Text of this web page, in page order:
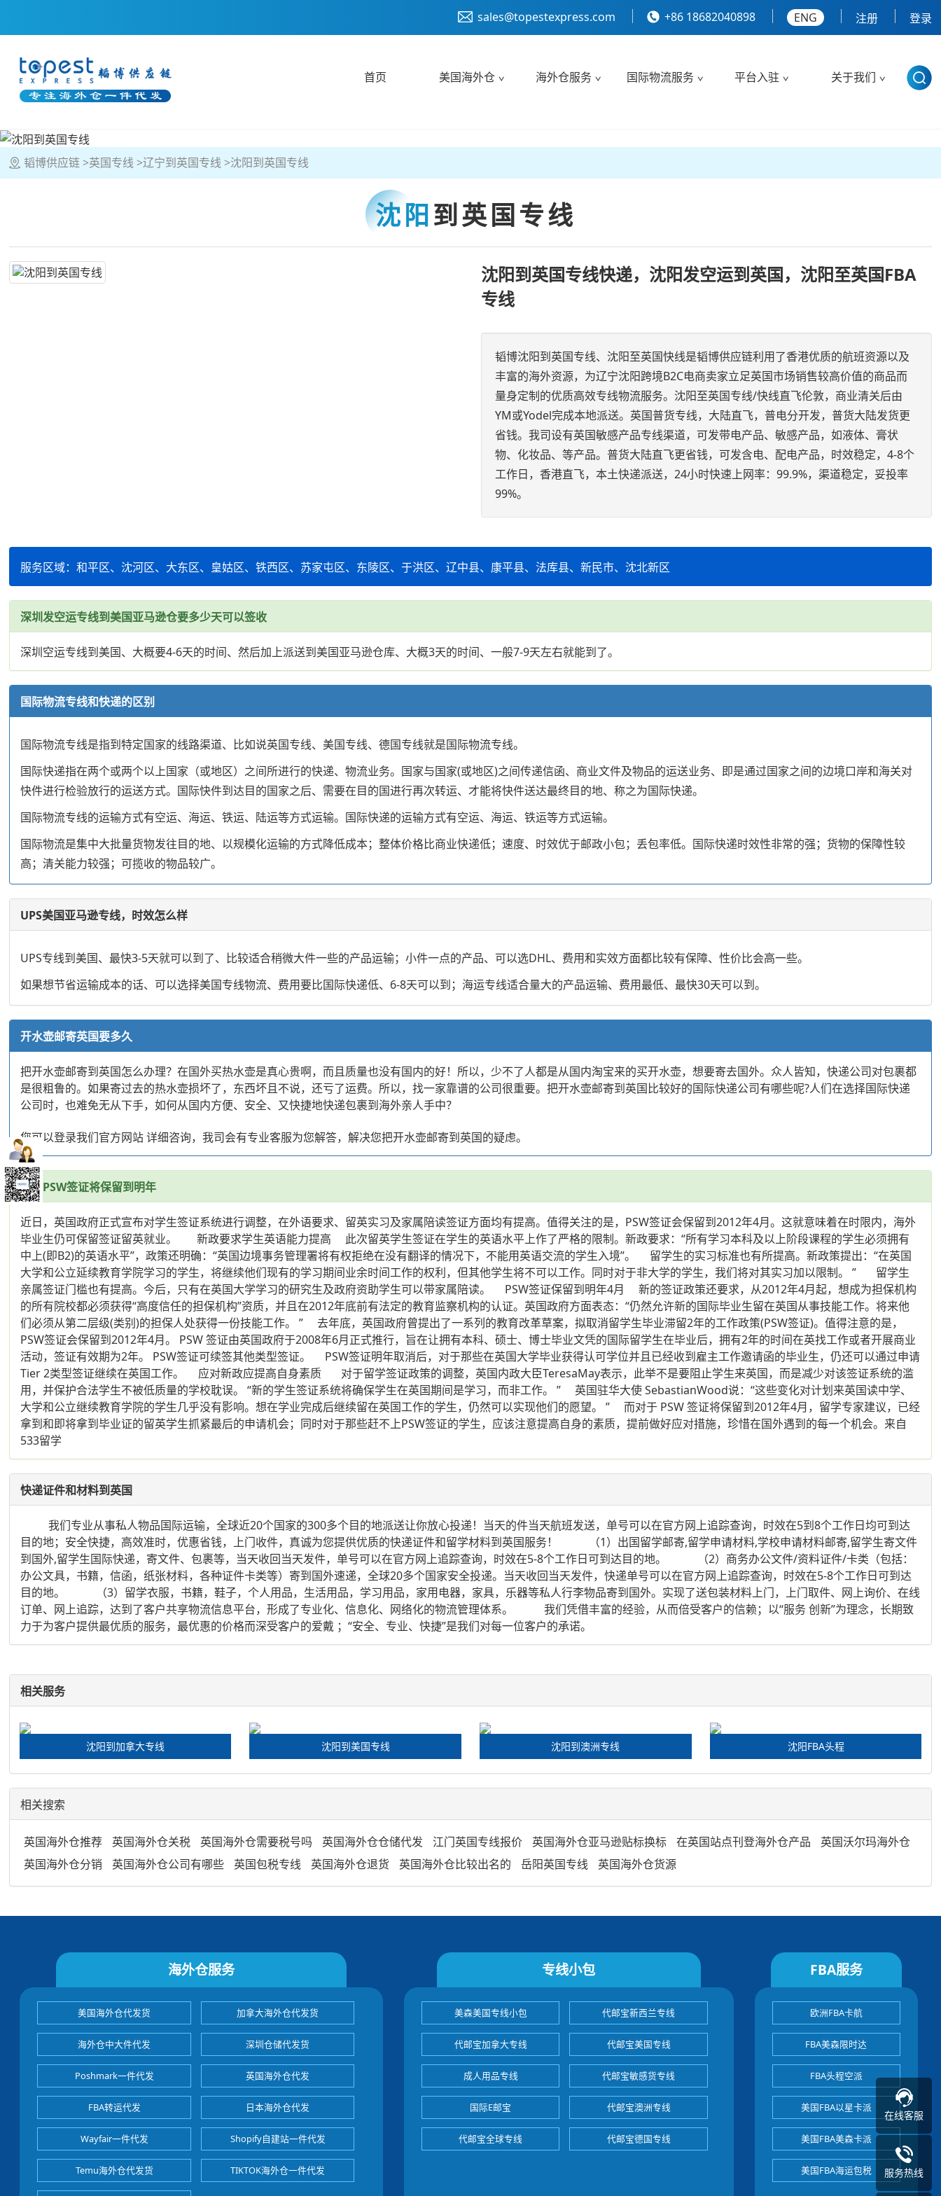
sales@topestexpress.com +86 18682040898 ENG 注册 登录
首页 美国海外仓 海外仓服务 国际物流服务 平台入驻 关于我们
韬博供应链 英国专线 辽宁到英国专线 沈阳到英国专线
沈阳到英国专线
沈阳到英国专线快递，沈阳发空运到英国，沈阳至英国FBA
专线
韬博沈阳到英国专线、沈阳至英国快线是韬博供应链利用了香港优质的航班资源以及
丰富的海外资源，为辽宁沈阳跨境B2C电商卖家立足英国市场销售较高价值的商品而
量身定制的优质高效专线物流服务。沈阳至英国专线/快线直飞伦敦，商业清关后由
YM或Yodel完成本地派送。英国普货专线，大陆直飞，普电分开发，普货大陆发货更
省钱。我司设有英国敏感产品专线渠道，可发带电产品、敏感产品，如液体、膏状
物、化妆品、等产品。普货大陆直飞更省钱，可发含电、配电产品，时效稳定，4-8个
工作日，香港直飞，本土快递派送，24小时快速上网率：99.9%，渠道稳定，妥投率
99%。
服务区域：和平区、沈河区、大东区、皇姑区、铁西区、苏家屯区、东陵区、于洪区、辽中县、康平县、法库县、新民市、沈北新区
深圳发空运专线到美国亚马逊仓要多少天可以签收
深圳空运专线到美国、大概要4-6天的时间、然后加上派送到美国亚马逊仓库、大概3天的时间、一般7-9天左右就能到了。
国际物流专线和快递的区别
国际物流专线是指到特定国家的线路渠道、比如说英国专线、美国专线、德国专线就是国际物流专线。
国际快递指在两个或两个以上国家（或地区）之间所进行的快递、物流业务。国家与国家(或地区)之间传递信函、商业文件及物品的运送业务、即是通过国家之间的边境口岸和海关对
快件进行检验放行的运送方式。国际快件到达目的国家之后、需要在目的国进行再次转运、才能将快件送达最终目的地、称之为国际快递。
国际物流专线的运输方式有空运、海运、铁运、陆运等方式运输。国际快递的运输方式有空运、海运、铁运等方式运输。
国际物流是集中大批量货物发往目的地、以规模化运输的方式降低成本；整体价格比商业快递低；速度、时效优于邮政小包；丢包率低。国际快递时效性非常的强；货物的保障性较
高；清关能力较强；可揽收的物品较广。
UPS美国亚马逊专线，时效怎么样
UPS专线到美国、最快3-5天就可以到了、比较适合稍微大件一些的产品运输；小件一点的产品、可以选DHL、费用和实效方面都比较有保障、性价比会高一些。
如果想节省运输成本的话、可以选择美国专线物流、费用要比国际快递低、6-8天可以到；海运专线适合量大的产品运输、费用最低、最快30天可以到。
开水壶邮寄英国要多久
把开水壶邮寄到英国怎么办理？在国外买热水壶是真心贵啊，而且质量也没有国内的好！所以，少不了人都是从国内淘宝来的买开水壶，想要寄去国外。众人皆知，快递公司对包裹都
是很粗鲁的。如果寄过去的热水壶损坏了，东西坏且不说，还亏了运费。所以，找一家靠谱的公司很重要。把开水壶邮寄到英国比较好的国际快递公司有哪些呢?人们在选择国际快递
公司时，也难免无从下手，如何从国内方便、安全、又快捷地快递包裹到海外亲人手中？
您可以登录我们官方网站 详细咨询，我司会有专业客服为您解答，解决您把开水壶邮寄到英国的疑虑。
英国PSW签证将保留到明年
近日，英国政府正式宣布对学生签证系统进行调整，在外语要求、留英实习及家属陪读签证方面均有提高。值得关注的是，PSW签证会保留到2012年4月。这就意味着在时限内，海外
毕业生仍可保留签证留英就业。 新政要求学生英语能力提高 此次留英学生签证在学生的英语水平上作了严格的限制。新政要求：“所有学习本科及以上阶段课程的学生必须拥有
中上(即B2)的英语水平”，政策还明确：“英国边境事务管理署将有权拒绝在没有翻译的情况下，不能用英语交流的学生入境”。 留学生的实习标准也有所提高。新政策提出：“在英国
大学和公立延续教育学院学习的学生，将继续他们现有的学习期间业余时间工作的权利，但其他学生将不可以工作。同时对于非大学的学生，我们将对其实习加以限制。 ” 留学生
亲属签证门槛也有提高。今后，只有在英国大学学习的研究生及政府资助学生可以带家属陪读。 PSW签证保留到明年4月 新的签证政策还要求，从2012年4月起，想成为担保机构
的所有院校都必须获得“高度信任的担保机构”资质，并且在2012年底前有法定的教育监察机构的认证。英国政府方面表态：“仍然允许新的国际毕业生留在英国从事技能工作。将来他
们必须从第二层级(类别)的担保人处获得一份技能工作。 ” 去年底，英国政府曾提出了一系列的教育改革草案，拟取消留学生毕业滞留2年的工作政策(PSW签证)。值得注意的是，
PSW签证会保留到2012年4月。 PSW 签证由英国政府于2008年6月正式推行，旨在让拥有本科、硕士、博士毕业文凭的国际留学生在毕业后，拥有2年的时间在英找工作或者开展商业
活动，签证有效期为2年。 PSW签证可续签其他类型签证。 PSW签证明年取消后，对于那些在英国大学毕业获得认可学位并且已经收到雇主工作邀请函的毕业生，仍还可以通过申请
Tier 2类型签证继续在英国工作。 应对新政应提高自身素质 对于留学签证政策的调整，英国内政大臣TeresaMay表示，此举不是要阻止学生来英国，而是减少对该签证系统的滥
用，并保护合法学生不被低质量的学校耽误。 “新的学生签证系统将确保学生在英国期间是学习，而非工作。 ” 英国驻华大使 SebastianWood说：“这些变化对计划来英国读中学、
大学和公立继续教育学院的学生几乎没有影响。想在学业完成后继续留在英国工作的学生，仍然可以实现他们的愿望。 ” 而对于 PSW 签证将保留到2012年4月，留学专家建议，已经
拿到和即将拿到毕业证的留英学生抓紧最后的申请机会；同时对于那些赶不上PSW签证的学生，应该注意提高自身的素质，提前做好应对措施，珍惜在国外遇到的每一个机会。来自
533留学
快递证件和材料到英国
我们专业从事私人物品国际运输，全球近20个国家的300多个目的地派送让你放心投递！当天的件当天航班发送，单号可以在官方网上追踪查询，时效在5到8个工作日均可到达
目的地；安全快捷，高效准时，优惠省钱，上门收件，真诚为您提供优质的快递证件和留学材料到英国服务！ （1）出国留学邮寄,留学申请材料,学校申请材料邮寄,留学生寄文件
到国外,留学生国际快递，寄文件、包裹等，当天收回当天发件，单号可以在官方网上追踪查询，时效在5-8个工作日可到达目的地。 （2）商务办公文件/资料证件/卡类（包括：
办公文具，书籍，信函，纸张材料，各种证件卡类等）寄到国外速递，全球20多个国家安全投递。当天收回当天发件，快递单号可以在官方网上追踪查询，时效在5-8个工作日可到达
目的地。 （3）留学衣服，书籍，鞋子，个人用品，生活用品，学习用品，家用电器，家具，乐器等私人行李物品寄到国外。实现了送包装材料上门，上门取件、网上询价、在线
订单、网上追踪，达到了客户共享物流信息平台，形成了专业化、信息化、网络化的物流管理体系。 我们凭借丰富的经验，从而倍受客户的信赖；以“服务 创新”为理念，长期致
力于为客户提供最优质的服务，最优惠的价格而深受客户的爱戴 ；“安全、专业、快捷”是我们对每一位客户的承诺。
相关服务
沈阳到加拿大专线 沈阳到美国专线 沈阳到澳洲专线 沈阳FBA头程
相关搜索
英国海外仓推荐 英国海外仓关税 英国海外仓需要税号吗 英国海外仓仓储代发 江门英国专线报价 英国海外仓亚马逊贴标换标 在英国站点刊登海外仓产品
英国沃尔玛海外仓
英国海外仓分销
英国海外仓公司有哪些 英国包税专线 英国海外仓退货 英国海外仓比较出名的 岳阳英国专线 英国海外仓货源
海外仓服务
美国海外仓代发货 加拿大海外仓代发货
海外仓中大件代发 深圳仓储代发货
Poshmark一件代发 英国海外仓代发
FBA转运代发 日本海外仓代发
Wayfair一件代发 Shopify自建站一件代发
Temu海外仓代发货 TIKTOK海外仓一件代发
专线小包
美森美国专线小包 代邮宝新西兰专线
代邮宝加拿大专线 代邮宝美国专线
成人用品专线 代邮宝敏感货专线
国际E邮宝 代邮宝澳洲专线
代邮宝全球专线 代邮宝德国专线
FBA服务
欧洲FBA卡航
FBA美森限时达
FBA头程空派
美国FBA以星卡派
美国FBA美森卡派
美国FBA海运包税
在线客服
服务热线